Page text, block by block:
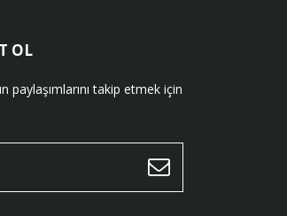
OL
paylaşımlarını takip etmek için